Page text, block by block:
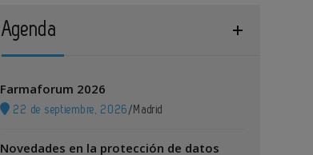
Agenda
Farmaforum 2026
22 de septiembre, 2026 / Madrid
Novedades en la protección de datos